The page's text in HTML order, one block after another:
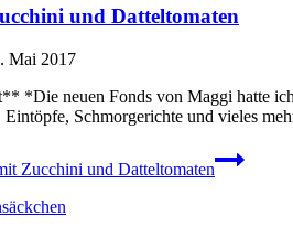
und Datteltomaten
Mai 2017
neuen Fonds von Maggi hatte ich
Eintöpfe, Schmorgerichte und vieles
Zucchini und Datteltomaten